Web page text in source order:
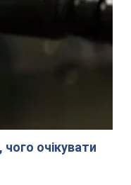
очікувати